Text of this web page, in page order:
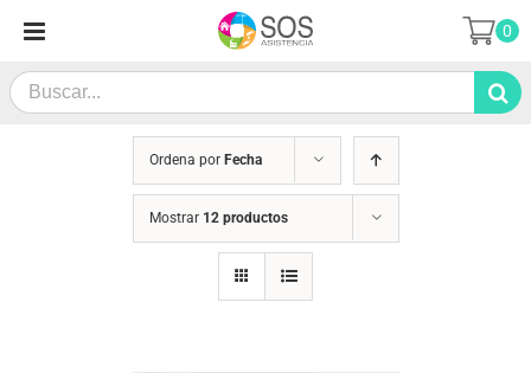
contenido
Search
for:
0
Ordena por Fecha
Mostrar 12 productos